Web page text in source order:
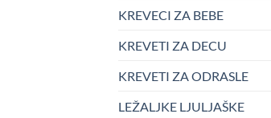
KREVECI ZA BEBE
KREVETI ZA DECU
KREVETI ZA ODRASLE
LEŽALJKE LJULJAŠKE